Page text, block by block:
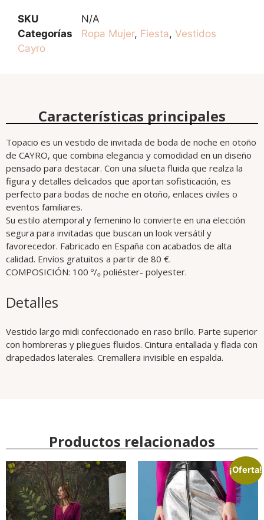
SKU
N/A
Categorías
Ropa Mujer, Fiesta, Vestidos
Cayro
Características principales
Topacio es un vestido de invitada de boda de noche en otoño
de CAYRO, que combina elegancia y comodidad en un diseño
pensado para destacar. Con una silueta fluida que realza la
figura y detalles delicados que aportan sofisticación, es
perfecto para bodas de noche en otoño, enlaces civiles o
eventos familiares.
Su estilo atemporal y femenino lo convierte en una elección
segura para invitadas que buscan un look versátil y
favorecedor. Fabricado en España con acabados de alta
calidad. Envíos gratuitos a partir de 80 €.
COMPOSICIÓN: 100 º/ₒ poliéster- polyester.
Detalles
Vestido largo midi confeccionado en raso brillo. Parte superior
con hombreras y pliegues fluidos. Cintura entallada y flada con
drapedados laterales. Cremallera invisible en espalda.
Productos relacionados
¡Oferta!